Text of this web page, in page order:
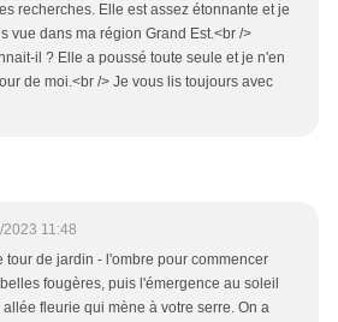
recherches. Elle est assez étonnante et je
vue dans ma région Grand Est.<br />
il ? Elle a poussé toute seule et je n'en
de moi.<br /> Je vous lis toujours avec
11:48
tour de jardin - l'ombre pour commencer
fougères, puis l'émergence au soleil
fleurie qui mène à votre serre. On a